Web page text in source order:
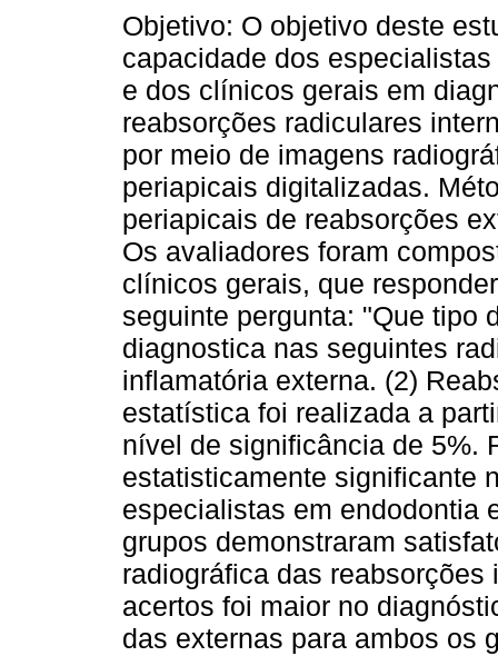
Objetivo: O objetivo deste
capacidade dos
e dos clínicos gerais em
reabsorções radiculares
por meio de imagens
periapicais digitalizadas.
periapicais de reabsorções
Os avaliadores foram
clínicos gerais, que
seguinte pergunta: "Que tipo
diagnostica nas seguintes
inflamatória externa. (2)
estatística foi realizada a
nível de significância de 5%.
estatisticamente significante
especialistas em endodontia
grupos demonstraram
radiográfica das
acertos foi maior no
das externas para ambos os